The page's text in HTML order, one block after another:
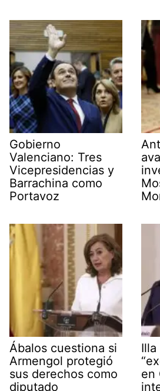
Gobierno
Valenciano: Tres
Vicepresidencias y
Barrachina como
Portavoz
Ábalos cuestiona si
Armengol protegió
sus derechos como
diputado
en